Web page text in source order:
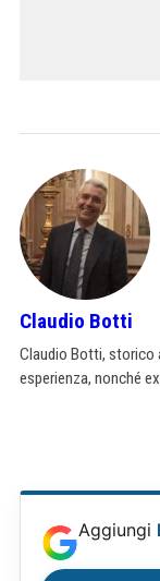
Claudio Botti
Claudio Botti, storico
esperienza, nonché
Aggiungi